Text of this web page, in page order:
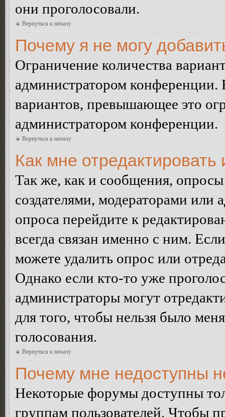
они проголосовали.
Вернуться к началу
Почему я не могу
Ограничение количества
администратором конференции.
вариантов, превышающее это
администратором конференции.
Вернуться к началу
Как мне
Так же, как и сообщения, опросы
создателями, модераторами или
опроса перейдите к
всегда связан именно с ним.
можете удалить опрос или
Однако если кто-то уже
администраторы могут
для того, чтобы нельзя было
голосования.
Вернуться к началу
Почему мне недоступны
Некоторые форумы доступны
группам пользователей. Чтобы